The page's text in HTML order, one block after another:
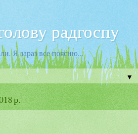
радгоспу
Я зараз все поясню...
▼
р.